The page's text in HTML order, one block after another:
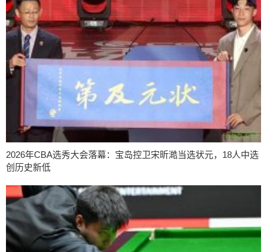
2026年CBA选秀大会落幕：宝岛控卫宋昕澔当选状元，18人中选
创历史新低